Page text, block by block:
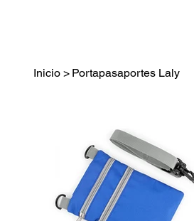
Inicio > Portapasaportes Laly